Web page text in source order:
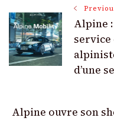
Post
Navigation
Alpine
d’une
Alpine ouvre son